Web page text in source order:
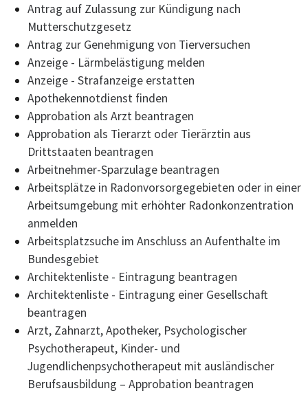
Antrag auf Zulassung zur Kündigung nach
Mutterschutzgesetz
Antrag zur Genehmigung von Tierversuchen
Anzeige - Lärmbelästigung melden
Anzeige - Strafanzeige erstatten
Apothekennotdienst finden
Approbation als Arzt beantragen
Approbation als Tierarzt oder Tierärztin aus
Drittstaaten beantragen
Arbeitnehmer-Sparzulage beantragen
Arbeitsplätze in Radonvorsorgegebieten oder in einer
Arbeitsumgebung mit erhöhter Radonkonzentration
anmelden
Arbeitsplatzsuche im Anschluss an Aufenthalte im
Bundesgebiet
Architektenliste - Eintragung beantragen
Architektenliste - Eintragung einer Gesellschaft
beantragen
Arzt, Zahnarzt, Apotheker, Psychologischer
Psychotherapeut, Kinder- und
Jugendlichenpsychotherapeut mit ausländischer
Berufsausbildung – Approbation beantragen